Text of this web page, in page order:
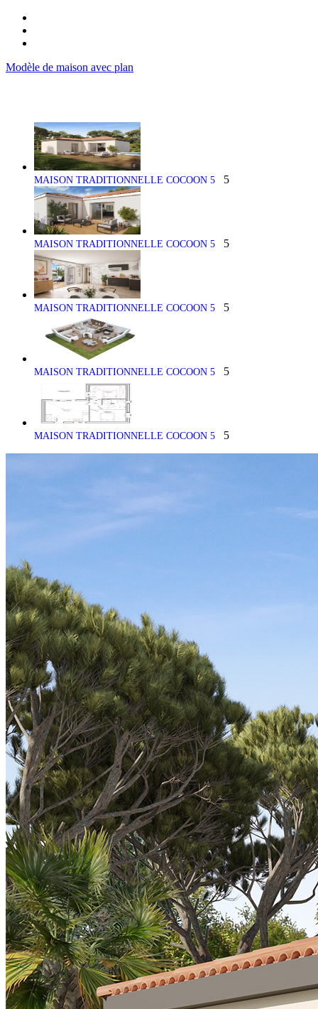
Modèle de maison avec plan
MAISON TRADITIONNELLE COCOON 5 5
MAISON TRADITIONNELLE COCOON 5 5
MAISON TRADITIONNELLE COCOON 5 5
MAISON TRADITIONNELLE COCOON 5 5
MAISON TRADITIONNELLE COCOON 5 5